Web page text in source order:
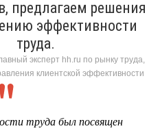
предлагаем решения
эффективности
труда.
эксперт hh.ru по рынку труда,
клиентской эффективности
труда был посвящен